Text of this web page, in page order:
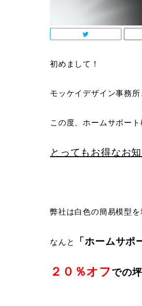
初めまして！
モッケイデザイン事務所
この度、ホームサポー
とってもお得なお
弊社は白色の簡易模型
なんと 「ホームサポ
２０％オフ での